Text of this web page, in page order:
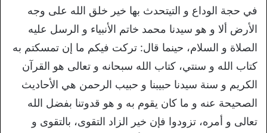
في حجة الوداع و التيتحدث بها خير خلق الله على وجه
الأرض ألا و هو سيدنا محمد خاتم الأنبياء و الرسل عليه
الصلاة و السلام، حينما قال: تركت فيكم ما إن تمسكتم به
كتاب الله و سنتي، كتاب الله سبحانه و تعالى هو القرآن
الكريم و سنة سيدنا حبيبنا و حبيب الرحمن هي الأحاديث
الصحيحة عنه و ما كان يقوم به و هو قدوتنا بفضل الله
تعالى و أمره، تزودوا فإن خير الزاد التقوى، بالتقوى و